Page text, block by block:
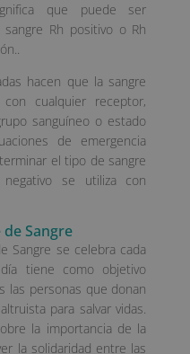
que puede ser
Rh positivo o Rh
hacen que la sangre
cualquier receptor,
sanguíneo o estado
de emergencia
el tipo de sangre
se utiliza con
Sangre
Sangre se celebra cada
tiene como objetivo
las personas que donan
para salvar vidas.
la importancia de la
la solidaridad entre las